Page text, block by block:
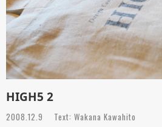
HIGH5 2
2008.12.9 Text: Wakana Kawahito